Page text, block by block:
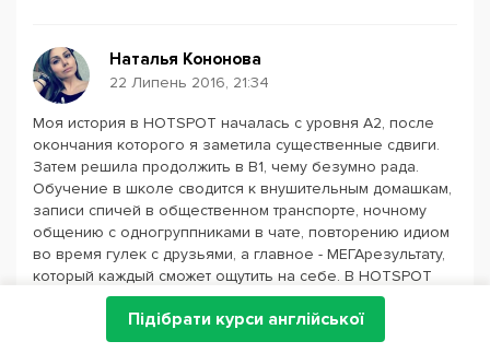
Наталья Кононова
22 Липень 2016, 21:34
Моя история в HOTSPOT началась с уровня A2, после
окончания которого я заметила существенные сдвиги.
Затем решила продолжить в B1, чему безумно рада.
Обучение в школе сводится к внушительным домашкам,
записи спичей в общественном транспорте, ночному
общению с одногруппниками в чате, повторению идиом
во время гулек с друзьями, а главное - МЕГАрезультату,
который каждый сможет ощутить на себе. В HOTSPOT
невероятная атмосфера, которая буквально
подстегивает тебя не стоять на месте. Отдельное
спасибо преподавателям, которые супермотивируют и
Підібрати курси англійської